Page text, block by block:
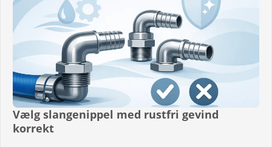
Vælg slangenippel med rustfri gevind
korrekt